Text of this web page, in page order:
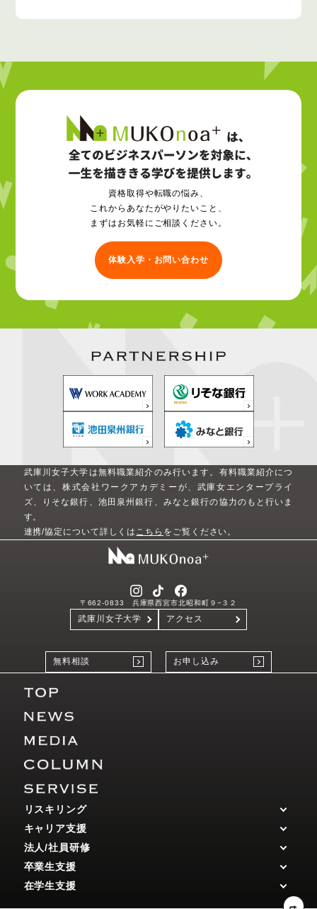
資格取得や転職の悩み、
これからあなたがやりたいこと、
まずはお気軽にご相談ください。
体験入学・お問い合わせ
武庫川女子大学は無料職業紹介のみ行います。 有料職業紹介につ
いては、株式会社ワークアカデミーが、武庫女エンタープライ
ズ、りそな銀行、池田泉州銀行、みなと銀行の協力のもと行いま
す。
連携/協定について詳しくは こちら をご覧ください。
武庫川女子大学 アクセス
〒662-0833 兵庫県西宮市北昭和町９−３２
無料相談 お申し込み
リスキリング
キャリア支援
法人/社員研修
卒業生支援
在学生支援